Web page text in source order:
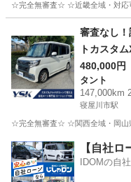
☆完全無審査☆ ☆近畿全域・対
寝屋川市
審査なし
480,000円
タント
147,000km
寝屋川市駅
☆完全無審査☆ ☆関西全域・岡
大阪 寝屋川市 寝屋川市
【自社
IDOMの自